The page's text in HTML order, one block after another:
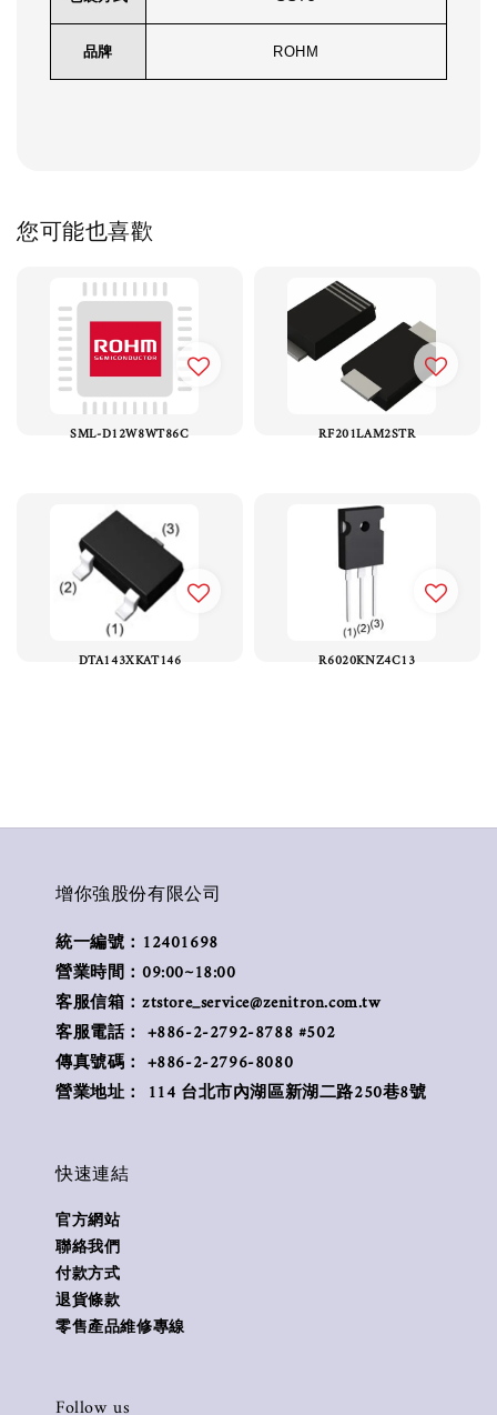
品牌 ROHM
您可能也喜歡
SML-D12W8WT86C RF201LAM2STR
DTA143XKAT146 R6020KNZ4C13
增你強股份有限公司
統一編號：12401698
營業時間：09:00~18:00
客服信箱：ztstore_service@zenitron.com.tw
客服電話： +886-2-2792-8788 #502
傳真號碼： +886-2-2796-8080
營業地址： 114 台北市內湖區新湖二路250巷8號
快速連結
官方網站
聯絡我們
付款方式
退貨條款
零售產品維修專線
Follow us